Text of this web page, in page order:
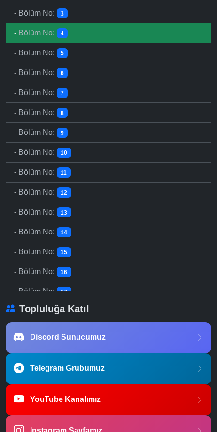
- Bölüm No: 3
- Bölüm No: 4
- Bölüm No: 5
- Bölüm No: 6
- Bölüm No: 7
- Bölüm No: 8
- Bölüm No: 9
- Bölüm No: 10
- Bölüm No: 11
- Bölüm No: 12
- Bölüm No: 13
- Bölüm No: 14
- Bölüm No: 15
- Bölüm No: 16
Bölüm No: 17
- Bölüm No: 18
- Bölüm No:
Topluluğa Katıl
Discord Sunucumuz
Telegram Grubumuz
YouTube Kanalımız
Instagram Sayfamız